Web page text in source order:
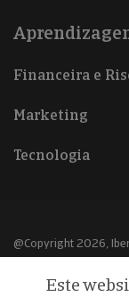
Financeira e
Marketing
Tecnologia
@Copyright 2026,
Aviso legal
Este